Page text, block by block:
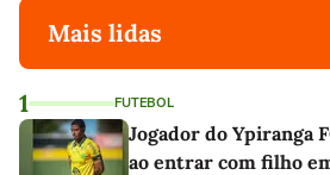
Mais lidas
1 FUTEBOL
Jogador do Ypiranga
ao entrar com filho